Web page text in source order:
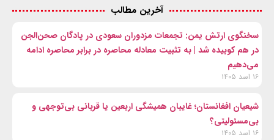
آخرین مطالب
سخنگوی ارتش یمن: تجمعات مزدوران سعودی در پادگان صحن‌الجن
در هم کوبیده شد | به تثبیت معادله محاصره در برابر محاصره ادامه
می‌دهیم
۱۶ اسد ۱۴۰۵
شیعیان افغانستان؛ غایبان همیشگی اربعین یا قربانی بی‌توجهی و
بی‌مسئولیتی؟
۱۶ اسد ۱۴۰۵